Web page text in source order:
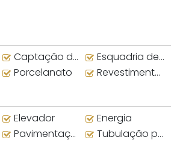
Captação de Água da Chuva
Esquadria de alumínio
Porcelanato Revestimento externo
Elevador
Energia
Pavimentação
Tubulação para água quente